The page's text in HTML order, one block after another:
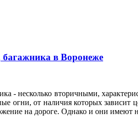
багажника в Воронеже
- несколько вторичными,
огни, от наличия которых зависит
на дороге. Однако и они имеют